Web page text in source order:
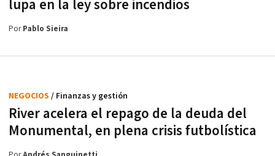
lupa en la ley sobre incendios
PorPablo Sieira
River acelera el repago de la deuda del
Monumental, en plena crisis futbolística
NEGOCIOS / Finanzas y gestión